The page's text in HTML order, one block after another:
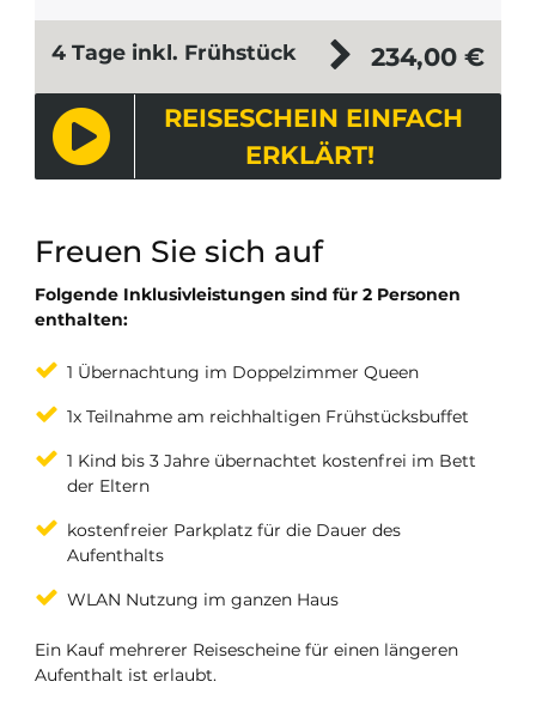
Freuen Sie sich auf
Folgende Inklusivleistungen sind für 2 Personen
enthalten:
1 Übernachtung im Doppelzimmer Queen
1x Teilnahme am reichhaltigen Frühstücksbuffet
1 Kind bis 3 Jahre übernachtet kostenfrei im Bett
der Eltern
kostenfreier Parkplatz für die Dauer des
Aufenthalts
WLAN Nutzung im ganzen Haus
Ein Kauf mehrerer Reisescheine für einen längeren
Aufenthalt ist erlaubt.
4 Tage inkl. Frühstück 234,00 €
REISESCHEIN EINFACH
ERKLÄRT!